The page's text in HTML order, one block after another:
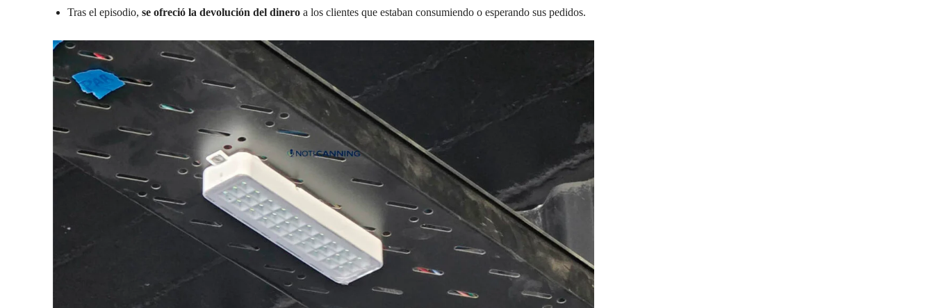
Tras el episodio, se ofreció la devolución del dinero a los clientes que estaban consumiendo o esperando sus pedidos.